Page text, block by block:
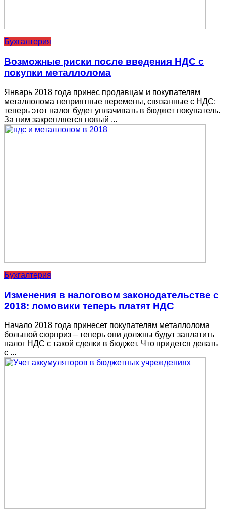
Бухгалтерия
Возможные риски после введения НДС с
покупки металлолома
Январь 2018 года принес продавцам и покупателям
металлолома неприятные перемены, связанные с НДС:
теперь этот налог будет уплачивать в бюджет покупатель.
За ним закрепляется новый ...
Бухгалтерия
Изменения в налоговом законодательстве с
2018: ломовики теперь платят НДС
Начало 2018 года принесет покупателям металлолома
большой сюрприз – теперь они должны будут заплатить
налог НДС с такой сделки в бюджет. Что придется делать
с ...